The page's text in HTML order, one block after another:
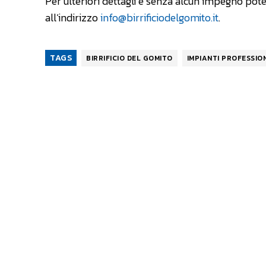
all’indirizzoinfo@birrificiodelgomito.it.
TAGS BIRRIFICIO DEL GOMITO IMPIANTI